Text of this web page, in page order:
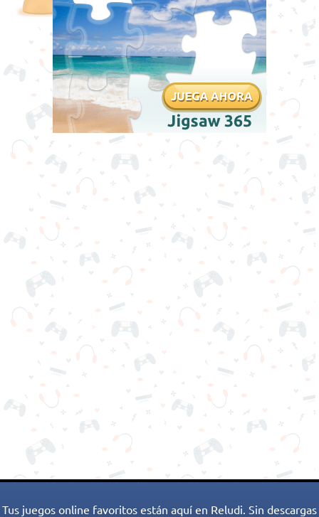
Tus juegos online favoritos están aquí en Reludi. Sin descargas